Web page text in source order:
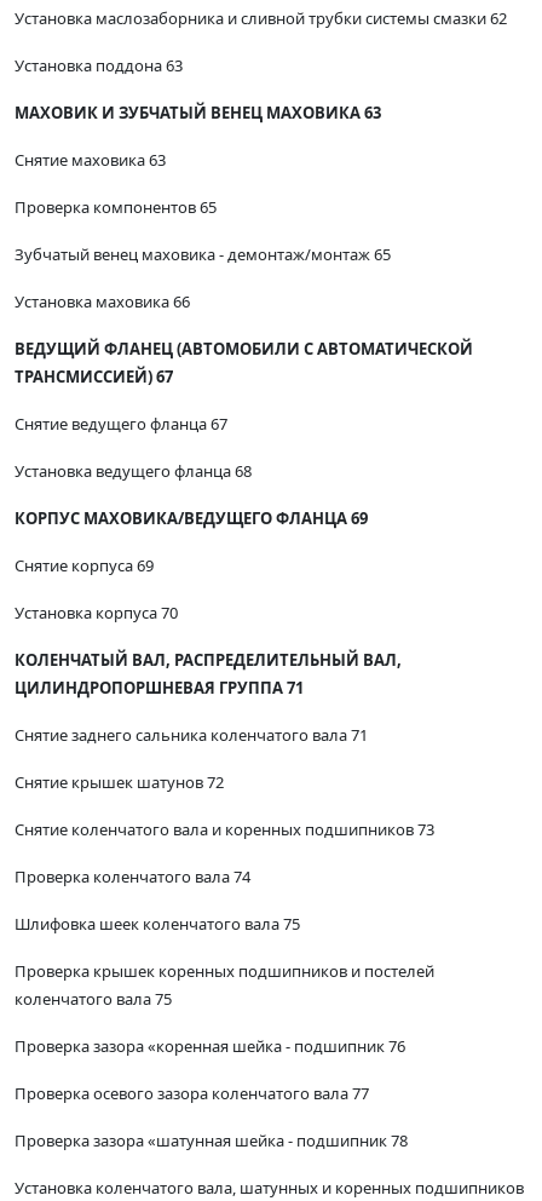
Установка маслозаборника и сливной трубки системы смазки 62
Установка поддона 63
МАХОВИК И ЗУБЧАТЫЙ ВЕНЕЦ МАХОВИКА 63
Снятие маховика 63
Проверка компонентов 65
Зубчатый венец маховика - демонтаж/монтаж 65
Установка маховика 66
ВЕДУЩИЙ ФЛАНЕЦ (АВТОМОБИЛИ С АВТОМАТИЧЕСКОЙ
ТРАНСМИССИЕЙ) 67
Снятие ведущего фланца 67
Установка ведущего фланца 68
КОРПУС МАХОВИКА/ВЕДУЩЕГО ФЛАНЦА 69
Снятие корпуса 69
Установка корпуса 70
КОЛЕНЧАТЫЙ ВАЛ, РАСПРЕДЕЛИТЕЛЬНЫЙ ВАЛ,
ЦИЛИНДРОПОРШНЕВАЯ ГРУППА 71
Снятие заднего сальника коленчатого вала 71
Снятие крышек шатунов 72
Снятие коленчатого вала и коренных подшипников 73
Проверка коленчатого вала 74
Шлифовка шеек коленчатого вала 75
Проверка крышек коренных подшипников и постелей
коленчатого вала 75
Проверка зазора «коренная шейка - подшипник 76
Проверка осевого зазора коленчатого вала 77
Проверка зазора «шатунная шейка - подшипник 78
Установка коленчатого вала, шатунных и коренных подшипников